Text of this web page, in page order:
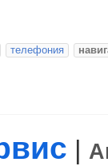
телефония